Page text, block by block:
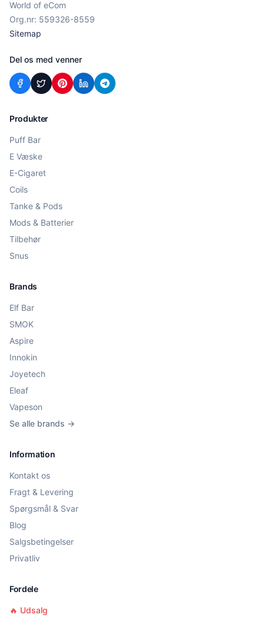
World of eCom
Org.nr: 559326-8559
Sitemap
Del os med venner
Produkter
Puff Bar
E Væske
E-Cigaret
Coils
Tanke & Pods
Mods & Batterier
Tilbehør
Snus
Brands
Elf Bar
SMOK
Aspire
Innokin
Joyetech
Eleaf
Vapeson
Se alle brands →
Information
Kontakt os
Fragt & Levering
Spørgsmål & Svar
Blog
Salgsbetingelser
Privatliv
Fordele
🔥 Udsalg